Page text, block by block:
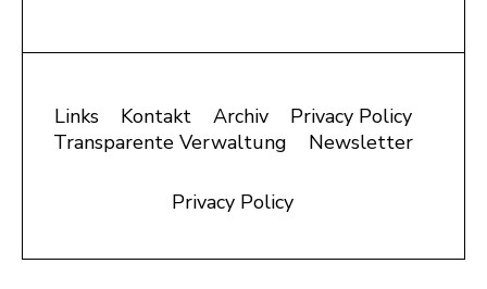
Links Kontakt Archiv
Privacy Policy
Transparente Verwaltung
Newsletter
Privacy Policy